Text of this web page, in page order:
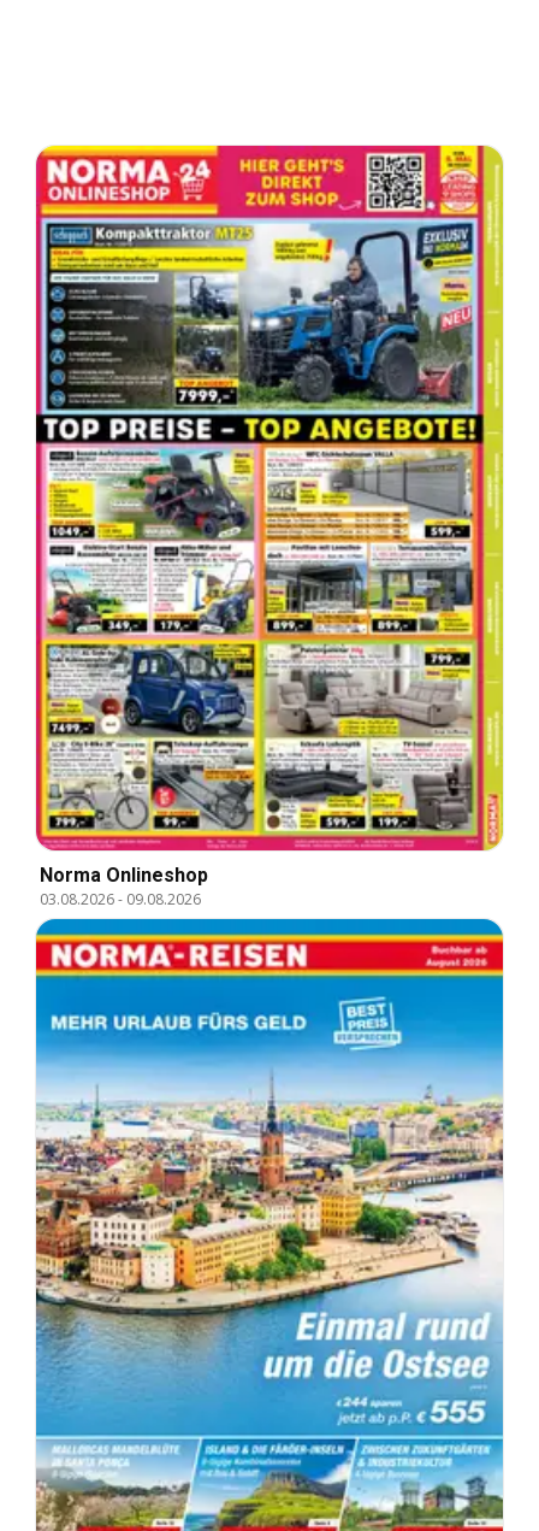
Norma Onlineshop
03.08.2026- 09.08.2026